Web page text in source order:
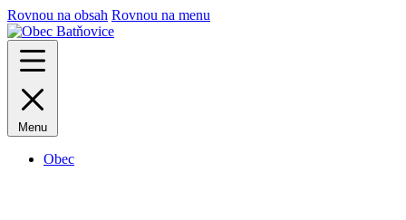
Rovnou na obsah Rovnou na menu
Menu
Obec